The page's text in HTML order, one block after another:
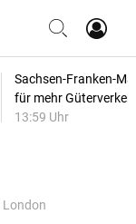
Sachsen-Franken-
für mehr
13:59 Uhr
London